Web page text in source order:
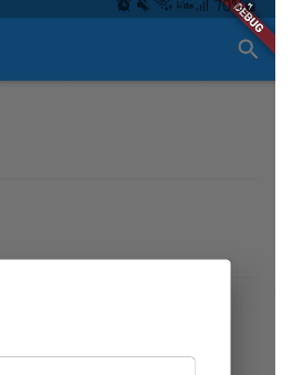
. 그리고 직접적인 답은 찾지 못했지만, 검색
을 알아냈다... 저 간격을 조정하려면 TextField
체에 설정할 수 있는 모든 속성을 샅샅히